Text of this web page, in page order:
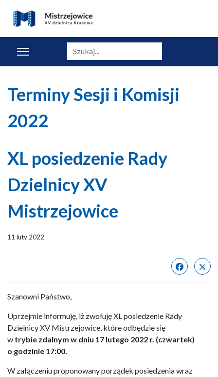
Szukaj
Terminy Sesji i Komisji
2022
XL posiedzenie Rady
Dzielnicy XV
Mistrzejowice
11 luty 2022
Szanowni Państwo,
Uprzejmie informuję, iż zwołuję XL posiedzenie Rady
Dzielnicy XV Mistrzejowice, które odbędzie się
w trybie zdalnym w dniu 17 lutego 2022 r. (czwartek)
o godzinie 17:00.
W załączeniu proponowany porządek posiedzenia wraz